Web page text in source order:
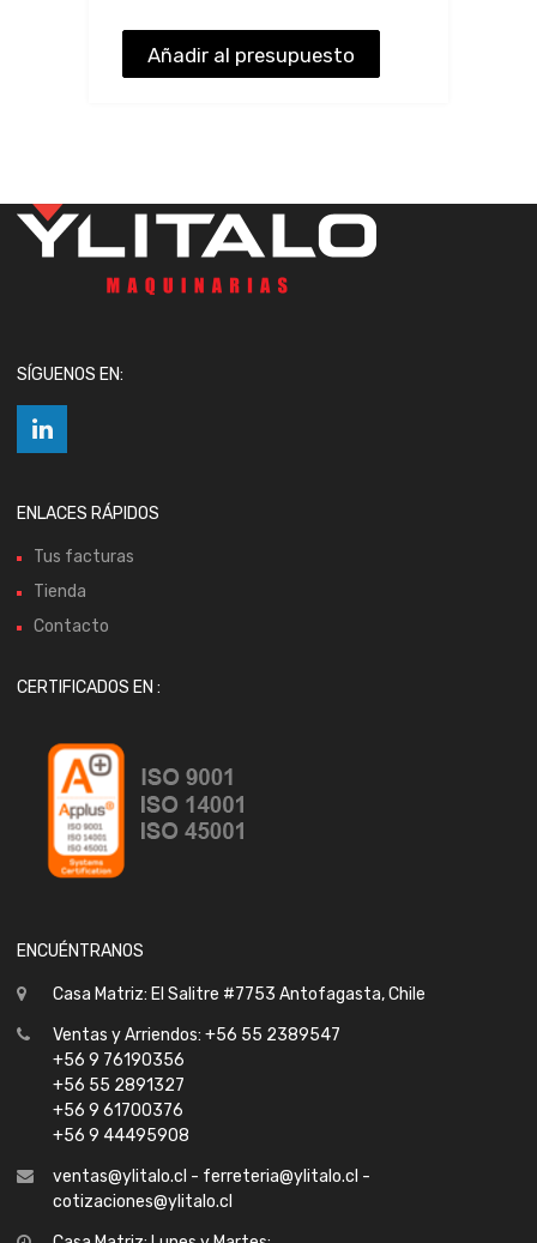
Añadir al presupuesto
SÍGUENOS EN:
ENLACES RÁPIDOS
Tus facturas
Tienda
Contacto
CERTIFICADOS EN :
ENCUÉNTRANOS
Casa Matriz: El Salitre #7753 Antofagasta, Chile
Ventas y Arriendos: +56 55 2389547
+56 9 76190356
+56 55 2891327
+56 9 61700376
+56 9 44495908
ventas@ylitalo.cl - ferreteria@ylitalo.cl -
cotizaciones@ylitalo.cl